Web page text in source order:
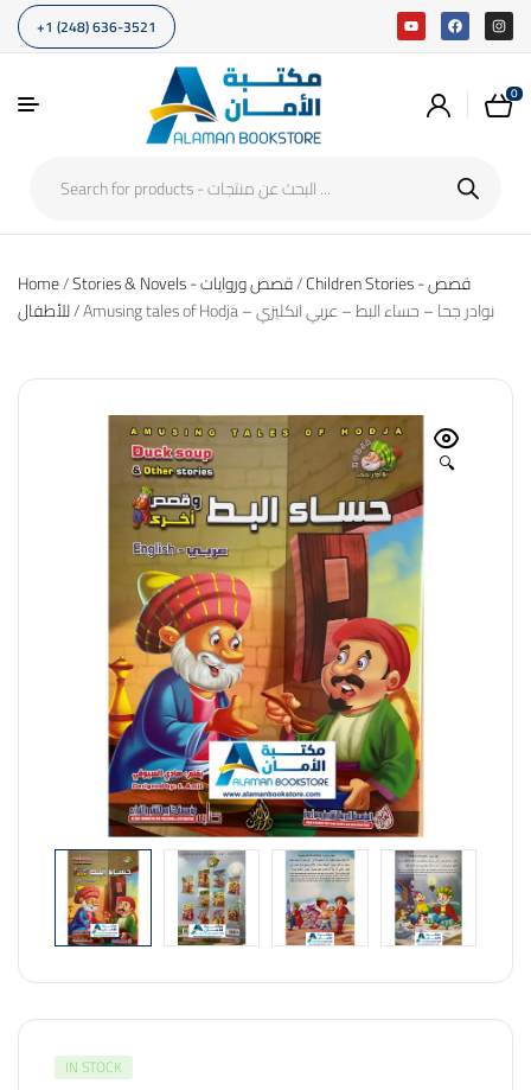
+1 (248) 636-3521
0
Home/ Stories & Novels - قصص وروايات/Children Stories - قصص
للأطفال
/ Amusing tales of Hodja – نوادر جحا – حساء البط – عربي انكليزي
🔍
IN STOCK